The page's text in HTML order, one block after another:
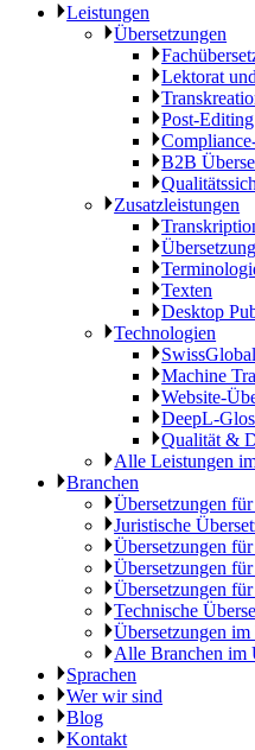
Leistungen
Übersetzungen
Lektorat
Post-Editing
B2B
Zusatzleistungen
Texten
Desktop
Technologien
Machine
Website-
DeepL-
Qualität &
Alle Leistungen
Branchen
Übersetzungen
Juristische
Übersetzungen
Übersetzungen
Übersetzungen
Technische
Übersetzungen
Alle Branchen im
Sprachen
Wer wir sind
Blog
Kontakt